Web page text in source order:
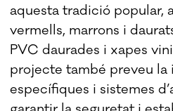
aquesta tradició popular,
vermells, marrons i
PVC daurades i xapes
projecte també preveu la
específiques i sistemes